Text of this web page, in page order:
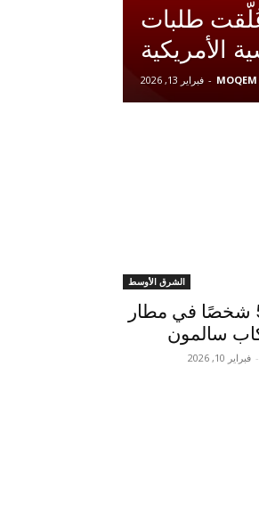
طلبات
الأمريكية
- فبراير 13, 2026
الشرق الأوسط
تحطم طائرة تقل 55 شخصًا في مطار
سالمون
- فبراير 10, 2026